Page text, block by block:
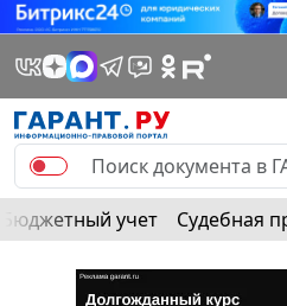
Бюджетный учет Судебная